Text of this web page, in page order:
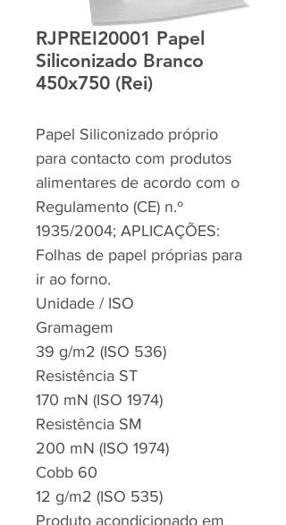
RJPREI20001 Papel
Siliconizado Branco
450x750 (Rei)
Papel Siliconizado próprio
para contacto com produtos
alimentares de acordo com o
Regulamento (CE) n.º
1935/2004; APLICAÇÕES:
Folhas de papel próprias para
ir ao forno.
Unidade / ISO
Gramagem
39 g/m2 (ISO 536)
Resistência ST
170 mN (ISO 1974)
Resistência SM
200 mN (ISO 1974)
Cobb 60
12 g/m2 (ISO 535)
Produto acondicionado em